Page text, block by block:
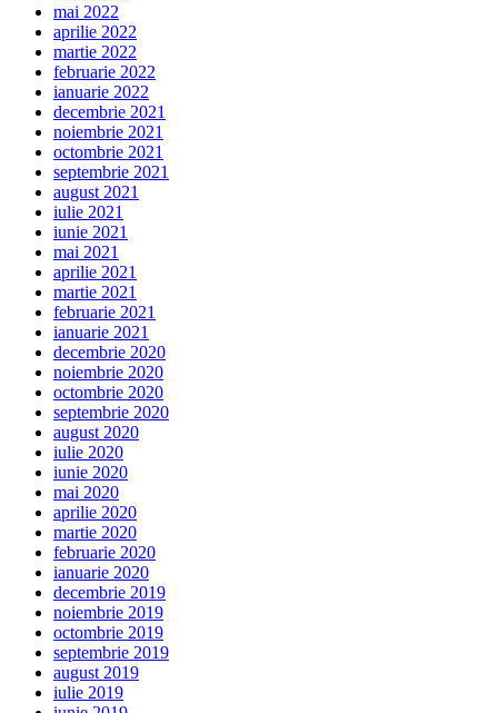
mai 2022
aprilie 2022
martie 2022
februarie 2022
ianuarie 2022
decembrie 2021
noiembrie 2021
octombrie 2021
septembrie 2021
august 2021
iulie 2021
iunie 2021
mai 2021
aprilie 2021
martie 2021
februarie 2021
ianuarie 2021
decembrie 2020
noiembrie 2020
octombrie 2020
septembrie 2020
august 2020
iulie 2020
iunie 2020
mai 2020
aprilie 2020
martie 2020
februarie 2020
ianuarie 2020
decembrie 2019
noiembrie 2019
octombrie 2019
septembrie 2019
august 2019
iulie 2019